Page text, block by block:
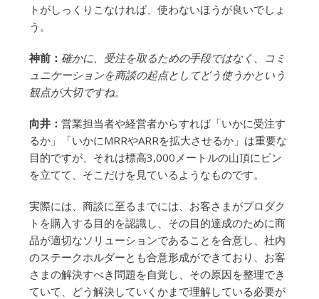
トがしっくりこなければ、使わないほうが良いでしょ
う。
神前： 確かに、受注を取るための手段ではなく、コミ
ュニケーションを商談の起点としてどう使うかという
観点が大切ですね。
向井： 営業担当者や経営者からすれば「いかに受注す
るか」「いかにMRRやARRを拡大させるか」は重要な
目的ですが、それは標高3,000メートルの山頂にピン
を立てて、そこだけを見ているようなものです。
実際には、商談に至るまでには、お客さまがプロダク
トを購入する目的を認識し、その目的達成のために商
品が適切なソリューションであることを合意し、社内
のステークホルダーとも合意形成ができており、お客
さまの解決すべき問題を自覚し、その原因を整理でき
ていて、どう解決していくかまで理解している必要が